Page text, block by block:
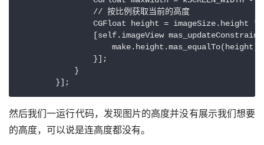
                // 按比例获取当前的高度
CGFloat height = imageSize.height *
[self.imageView
                    make.height.mas_equalTo(height);
                }];
            }
然后我们一运行代码，发现图片的高度并没有展示我们想要
的高度，可以说是连高度都没有。